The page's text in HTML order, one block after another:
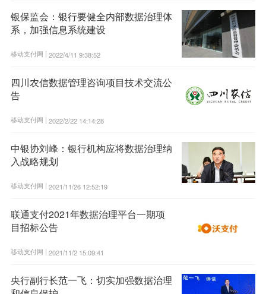
银保监会：银行要健全内部数据治理体
系，加强信息系统建设
移动支付网 | 2022/4/11 9:38:52
四川农信数据管理咨询项目技术交流公
告
移动支付网 | 2022/2/22 14:14:28
中银协刘峰：银行机构应将数据治理纳
入战略规划
移动支付网 | 2021/11/26 12:52:19
联通支付2021年数据治理平台一期项
目招标公告
移动支付网 | 2021/11/2 15:09:41
央行副行长范一飞：切实加强数据治理